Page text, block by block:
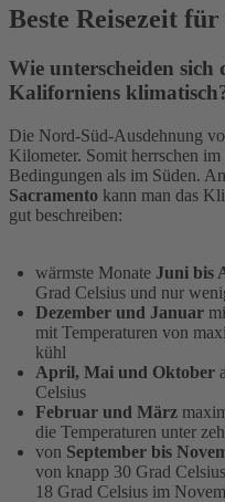
Beste Reisezeit
Wie unterscheiden
Kaliforniens
Die Nord-Süd-Ausdehnung
Kilometer. Somit herrschen
Bedingungen als im Süden.
Sacramento kann man das
gut beschreiben:
wärmste Monate Juni bis
Grad Celsius und nur
Dezember und Januar
mit Temperaturen von
kühl
April, Mai und Oktober
Celsius
Februar und März
die Temperaturen unter
von September bis
von knapp 30 Grad
18 Grad Celsius im